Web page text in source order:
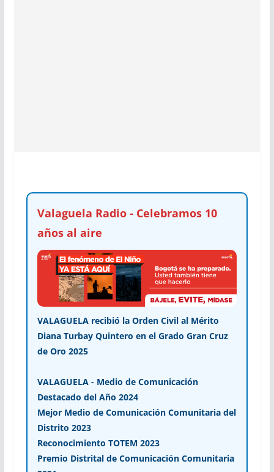
Valaguela Radio - Celebramos 10
años al aire
VALAGUELA recibió la Orden Civil al Mérito
Diana Turbay Quintero en el Grado Gran Cruz
de Oro 2025
VALAGUELA - Medio de Comunicación
Destacado del Año 2024
Mejor Medio de Comunicación Comunitaria del
Distrito 2023
Reconocimiento TOTEM 2023
Premio Distrital de Comunicación Comunitaria